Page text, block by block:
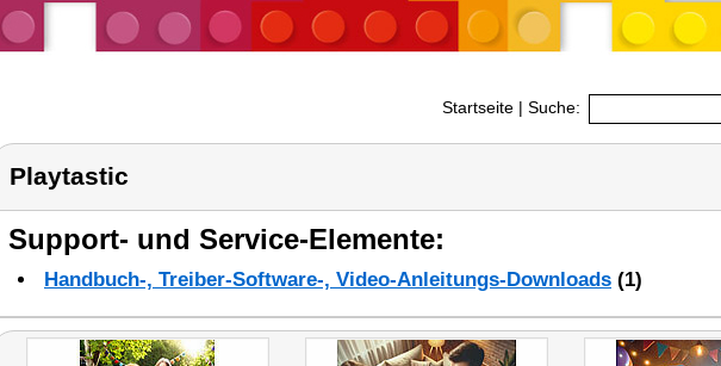
Startseite | Suche:
Playtastic
Support- und Service-Elemente:
Handbuch-, Treiber-Software-, Video-Anleitungs-Downloads (1)